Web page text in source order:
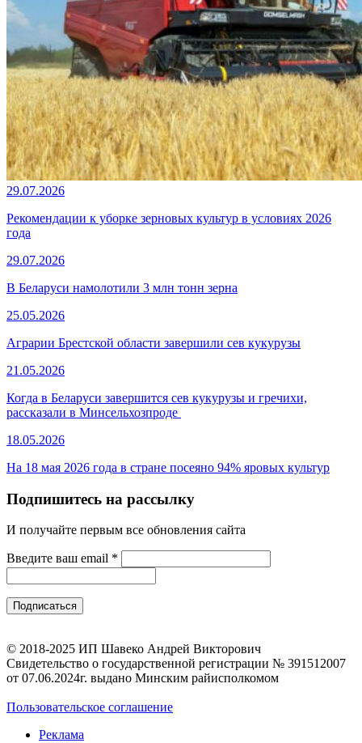
29.07.2026
Рекомендации к уборке зерновых культур в условиях 2026
года
29.07.2026
В Беларуси намолотили 3 млн тонн зерна
25.05.2026
Аграрии Брестской области завершили сев кукурузы
21.05.2026
Когда в Беларуси завершится сев кукурузы и гречихи,
рассказали в Минсельхозпроде
18.05.2026
На 18 мая 2026 года в стране посеяно 94% яровых культур
Подпишитесь на рассылку
И получайте первым все обновления сайта
Введите ваш email *
© 2018-2025 ИП Шавеко Андрей Викторович
Свидетельство о государственной регистрации № 391512007
от 07.06.2024г. выдано Минским райисполкомом
Пользовательское соглашение
Реклама